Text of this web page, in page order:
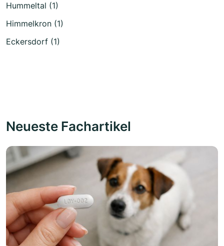
Hummeltal (1)
Himmelkron (1)
Eckersdorf (1)
Neueste Fachartikel